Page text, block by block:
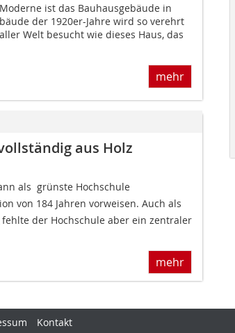
ist das Bauhausgebäude in
der 1920er-Jahre wird so verehrt
Welt besucht wie dieses Haus, das
mehr
aus Holz
als  grünste Hochschule
von 184 Jahren vorweisen. Auch als
der Hochschule aber ein zentraler
mehr
Kontakt